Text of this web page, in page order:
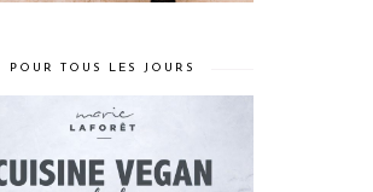
POUR TOUS LES JOURS